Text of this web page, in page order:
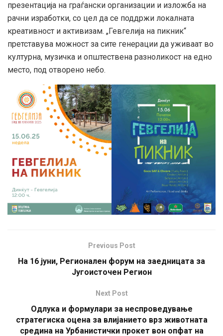
презентација на граѓански организации и изложба на
рачни изработки, со цел да се поддржи локалната
креативност и активизам. „Гевгелија на пикник“
претставува можност за сите генерации да уживаат во
културна, музичка и општествена разноликост на едно
место, под отворено небо.
Previous Post
На 16 јуни, Регионален форум на заедницата за
Југоисточен Регион
Next Post
Одлука и формулари за неспроведување
стратегиска оцена за влијанието врз животната
средина на Урбанистички прокет вон опфат на